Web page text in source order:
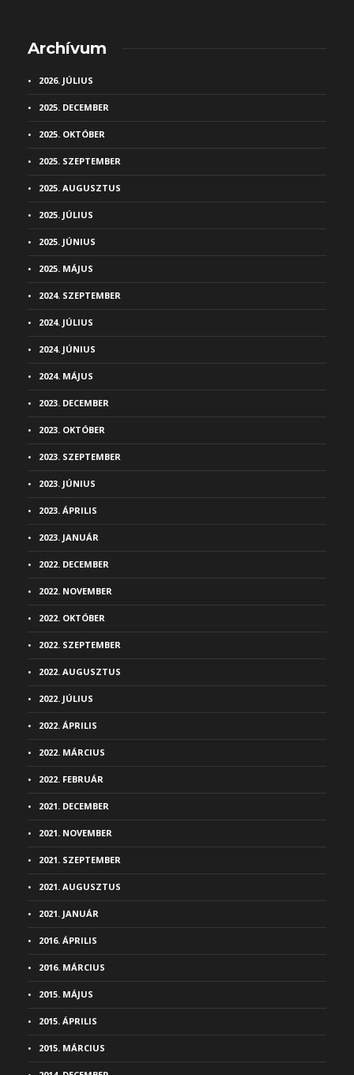
Archívum
2026. JÚLIUS
2025. DECEMBER
2025. OKTÓBER
2025. SZEPTEMBER
2025. AUGUSZTUS
2025. JÚLIUS
2025. JÚNIUS
2025. MÁJUS
2024. SZEPTEMBER
2024. JÚLIUS
2024. JÚNIUS
2024. MÁJUS
2023. DECEMBER
2023. OKTÓBER
2023. SZEPTEMBER
2023. JÚNIUS
2023. ÁPRILIS
2023. JANUÁR
2022. DECEMBER
2022. NOVEMBER
2022. OKTÓBER
2022. SZEPTEMBER
2022. AUGUSZTUS
2022. JÚLIUS
2022. ÁPRILIS
2022. MÁRCIUS
2022. FEBRUÁR
2021. DECEMBER
2021. NOVEMBER
2021. SZEPTEMBER
2021. AUGUSZTUS
2021. JANUÁR
2016. ÁPRILIS
2016. MÁRCIUS
2015. MÁJUS
2015. ÁPRILIS
2015. MÁRCIUS